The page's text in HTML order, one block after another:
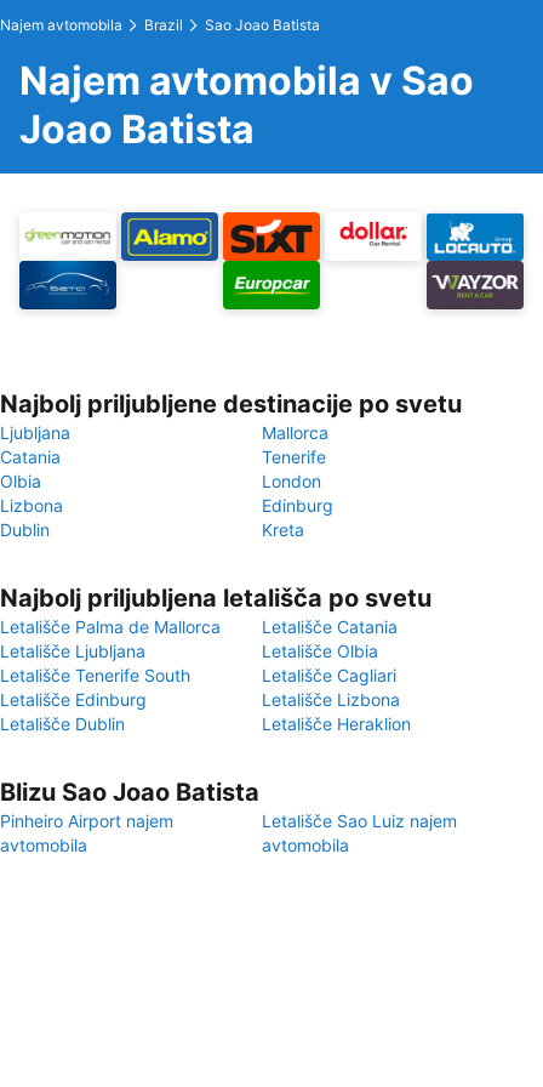
Najem avtomobila Brazil Sao Joao Batista
Najem avtomobila v Sao
Joao Batista
Najbolj priljubljene destinacije po svetu
Ljubljana
Mallorca
Catania
Tenerife
Olbia
London
Lizbona
Edinburg
Dublin
Kreta
Najbolj priljubljena letališča po svetu
Letališče Palma de Mallorca
Letališče Catania
Letališče Ljubljana
Letališče Olbia
Letališče Tenerife South
Letališče Cagliari
Letališče Edinburg
Letališče Lizbona
Letališče Dublin
Letališče Heraklion
Blizu Sao Joao Batista
Pinheiro Airport najem
avtomobila
Letališče Sao Luiz najem
avtomobila